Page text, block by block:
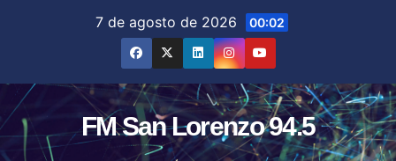
7 de agosto de 2026 00:02
FM San Lorenzo 94.5